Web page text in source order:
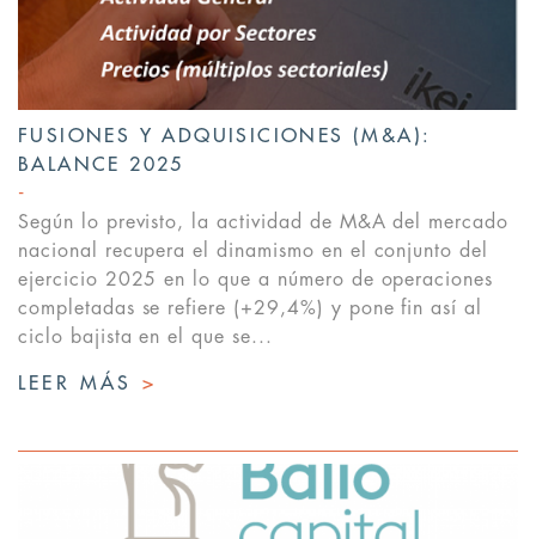
FUSIONES Y ADQUISICIONES (M&A):
BALANCE 2025
Según lo previsto, la actividad de M&A del mercado
nacional recupera el dinamismo en el conjunto del
ejercicio 2025 en lo que a número de operaciones
completadas se refiere (+29,4%) y pone fin así al
ciclo bajista en el que se...
LEER MÁS >